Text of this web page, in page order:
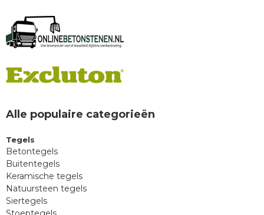
Alle populaire categorieën
Tegels
Betontegels
Buitentegels
Keramische tegels
Natuursteen tegels
Siertegels